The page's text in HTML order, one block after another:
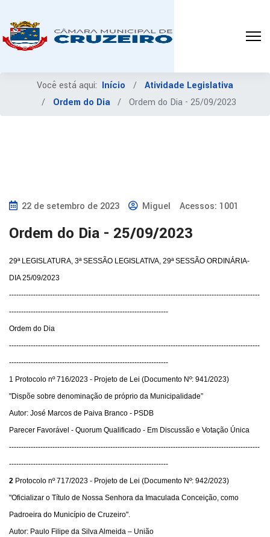
Você está aqui: Início
Atividade Legislativa
Ordem do Dia
Ordem do Dia - 25/09/2023
22 de setembro de 2023 Miguel Acessos: 1001
Ordem do Dia - 25/09/2023
29ª LEGISLATURA, 3ª SESSÃO LEGISLATIVA, 29ª SESSÃO ORDINÁRIA-
DIA 25/09/2023
--------------------------------------------------------------------------------------------------------
------------------------------------------------------------------
Ordem do Dia
--------------------------------------------------------------------------------------------------------
------------------------------------------------------------------
1 Protocolo nº 716/2023 - Projeto de Lei (Documento Nº: 941/2023)
"Dispõe sobre denominação de próprio da Municipalidade”
Autor: José Marcos de Paiva Branco - PSDB
Parecer Favorável - Quorum Qualificado - Em Discussão e Votação Única
--------------------------------------------------------------------------------------------------------
------------------------------------------------------------------
2 Protocolo nº 717/2023 - Projeto de Lei (Documento Nº: 942/2023)
"Oficializar o Título de Nossa Senhora da Imaculada Conceição, como
Padroeira do Município de Cruzeiro".
Autor: Paulo Filipe da Silva Almeida – União